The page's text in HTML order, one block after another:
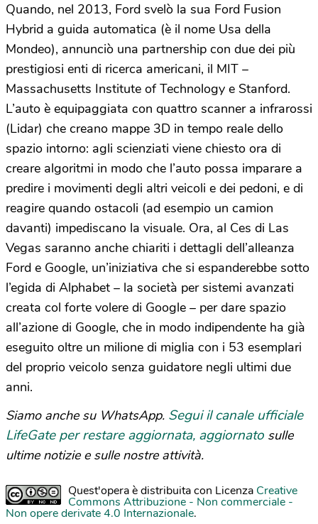
Quando, nel 2013, Ford svelò la sua Ford Fusion
Hybrid a guida automatica (è il nome Usa della
Mondeo), annunciò una partnership con due dei più
prestigiosi enti di ricerca americani, il MIT –
Massachusetts Institute of Technology e Stanford.
L’auto è equipaggiata con quattro scanner a infrarossi
(Lidar) che creano mappe 3D in tempo reale dello
spazio intorno: agli scienziati viene chiesto ora di
creare algoritmi in modo che l’auto possa imparare a
predire i movimenti degli altri veicoli e dei pedoni, e di
reagire quando ostacoli (ad esempio un camion
davanti) impediscano la visuale. Ora, al Ces di Las
Vegas saranno anche chiariti i dettagli dell’alleanza
Ford e Google, un’iniziativa che si espanderebbe sotto
l’egida di Alphabet – la società per sistemi avanzati
creata col forte volere di Google – per dare spazio
all’azione di Google, che in modo indipendente ha già
eseguito oltre un milione di miglia con i 53 esemplari
del proprio veicolo senza guidatore negli ultimi due
anni.
Siamo anche su WhatsApp. Segui il canale ufficiale
LifeGate per restare aggiornata, aggiornato sulle
ultime notizie e sulle nostre attività.
Quest'opera è distribuita con Licenza Creative
Commons Attribuzione - Non commerciale -
Non opere derivate 4.0 Internazionale.